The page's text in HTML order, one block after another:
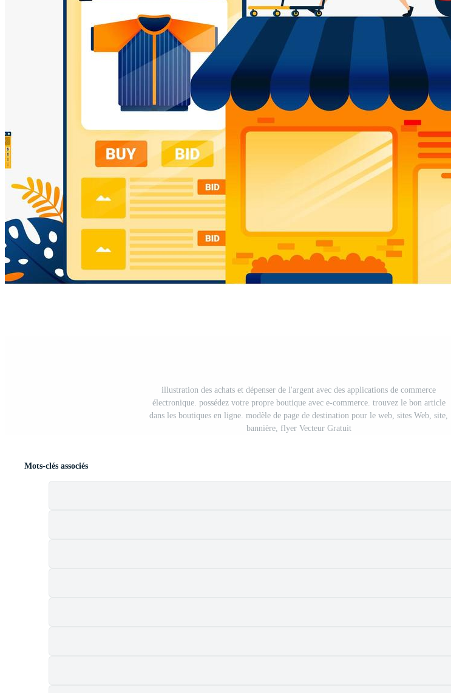
illustration des achats et dépenser de l'argent avec des applications de commerce
électronique. possédez votre propre boutique avec e-commerce. trouvez le bon article
dans les boutiques en ligne. modèle de page de destination pour le web, sites Web, site,
bannière, flyer Vecteur Gratuit
Mots-clés associés